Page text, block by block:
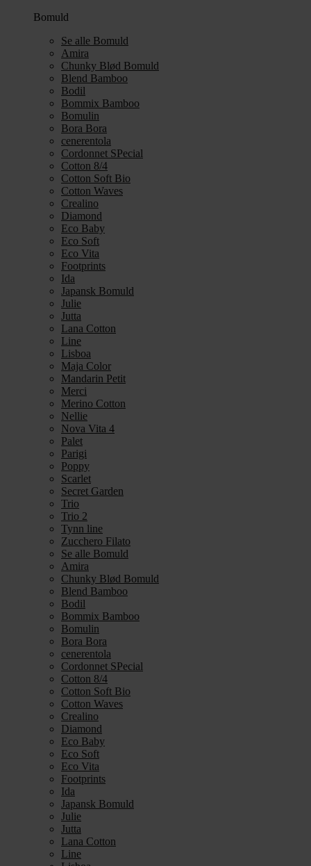
Bomuld
Se alle Bomuld
Amira
Chunky Blød Bomuld
Blend Bamboo
Bodil
Bommix Bamboo
Bomulin
Bora Bora
cenerentola
Cordonnet SPecial
Cotton 8/4
Cotton Soft Bio
Cotton Waves
Crealino
Diamond
Eco Baby
Eco Soft
Eco Vita
Footprints
Ida
Japansk Bomuld
Julie
Jutta
Lana Cotton
Line
Lisboa
Maja Color
Mandarin Petit
Merci
Merino Cotton
Nellie
Nova Vita 4
Palet
Parigi
Poppy
Scarlet
Secret Garden
Trio
Trio 2
Tynn line
Zucchero Filato
Se alle Bomuld
Amira
Chunky Blød Bomuld
Blend Bamboo
Bodil
Bommix Bamboo
Bomulin
Bora Bora
cenerentola
Cordonnet SPecial
Cotton 8/4
Cotton Soft Bio
Cotton Waves
Crealino
Diamond
Eco Baby
Eco Soft
Eco Vita
Footprints
Ida
Japansk Bomuld
Julie
Jutta
Lana Cotton
Line